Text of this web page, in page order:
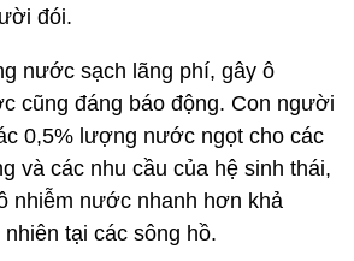
đói.
nước sạch lãng phí, gây ô
cũng đáng báo động. Con người
0,5% lượng nước ngọt cho các
và các nhu cầu của hệ sinh thái,
nhiễm nước nhanh hơn khả
tại các sông hồ.